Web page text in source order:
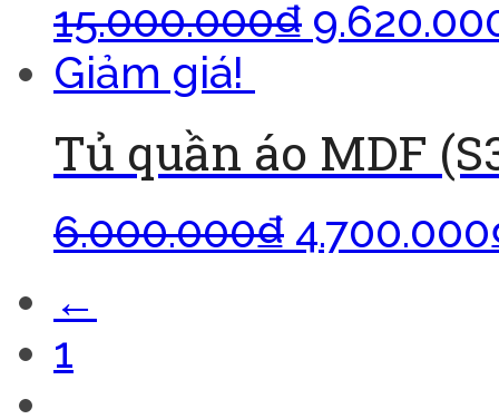
15.000.000₫
Giảm giá!
Tủ quần áo MDF
6.000.000₫ 4.700.000
←
1